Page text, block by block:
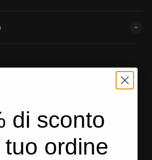
di sconto
tuo ordine